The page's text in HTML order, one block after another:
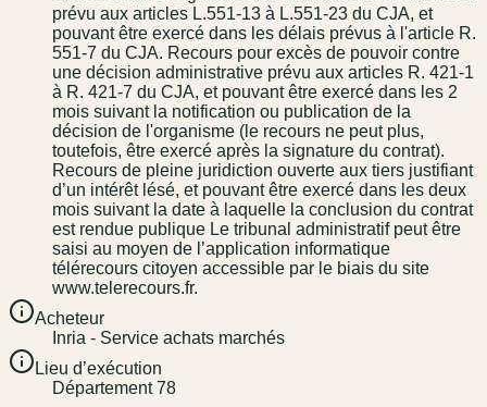
prévu aux articles L.551-13 à L.551-23 du CJA, et
pouvant être exercé dans les délais prévus à l'article R.
551-7 du CJA. Recours pour excès de pouvoir contre
une décision administrative prévu aux articles R. 421-1
à R. 421-7 du CJA, et pouvant être exercé dans les 2
mois suivant la notification ou publication de la
décision de l'organisme (le recours ne peut plus,
toutefois, être exercé après la signature du contrat).
Recours de pleine juridiction ouverte aux tiers justifiant
d’un intérêt lésé, et pouvant être exercé dans les deux
mois suivant la date à laquelle la conclusion du contrat
est rendue publique Le tribunal administratif peut être
saisi au moyen de l’application informatique
télérecours citoyen accessible par le biais du site
www.telerecours.fr.
Acheteur
Inria - Service achats marchés
Lieu d’exécution
Département 78